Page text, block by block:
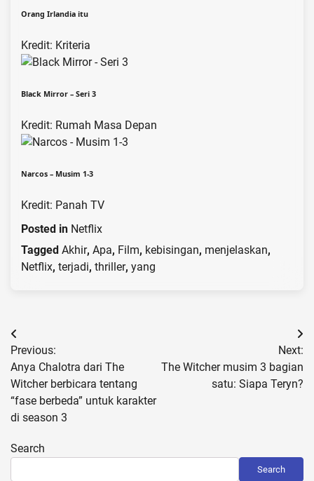
Orang Irlandia itu
Kredit: Kriteria
Black Mirror – Seri 3
Kredit: Rumah Masa Depan
Narcos – Musim 1-3
Kredit: Panah TV
Posted in Netflix
Tagged Akhir, Apa, Film, kebisingan, menjelaskan,
Netflix, terjadi, thriller, yang
Post
navigation
Previous:
Anya Chalotra dari The
Witcher berbicara tentang
“fase berbeda” untuk karakter
di season 3
Next:
The Witcher musim 3 bagian
satu: Siapa Teryn?
Search
Search